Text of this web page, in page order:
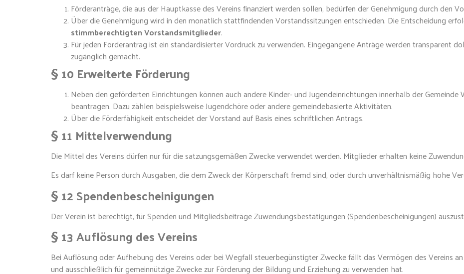
Förderanträge, die aus der Hauptkasse des Vereins finanziert werden sollen, bedürfen der Genehmigung durch den
Über die Genehmigung wird in den monatlich stattfindenden Vorstandssitzungen entschieden. Die Entscheidung
stimmberechtigten Vorstandsmitglieder.
Für jeden Förderantrag ist ein standardisierter Vordruck zu verwenden. Eingegangene Anträge werden transparent
zugänglich gemacht.
§ 10 Erweiterte Förderung
Neben den geförderten Einrichtungen können auch andere Kinder- und Jugendeinrichtungen innerhalb der
beantragen. Dazu zählen beispielsweise Jugendchöre oder andere gemeindebasierte Aktivitäten.
Über die Förderfähigkeit entscheidet der Vorstand auf Basis eines schriftlichen Antrags.
§ 11 Mittelverwendung
Die Mittel des Vereins dürfen nur für die satzungsgemäßen Zwecke verwendet werden. Mitglieder erhalten keine
Es darf keine Person durch Ausgaben, die dem Zweck der Körperschaft fremd sind, oder durch unverhältnismäßig hohe
§ 12 Spendenbescheinigungen
Der Verein ist berechtigt, für Spenden und Mitgliedsbeiträge Zuwendungsbestätigungen (Spendenbescheinigungen)
§ 13 Auflösung des Vereins
Bei Auflösung oder Aufhebung des Vereins oder bei Wegfall steuerbegünstigter Zwecke fällt das Vermögen des Vereins
und ausschließlich für gemeinnützige Zwecke zur Förderung der Bildung und Erziehung zu verwenden hat.